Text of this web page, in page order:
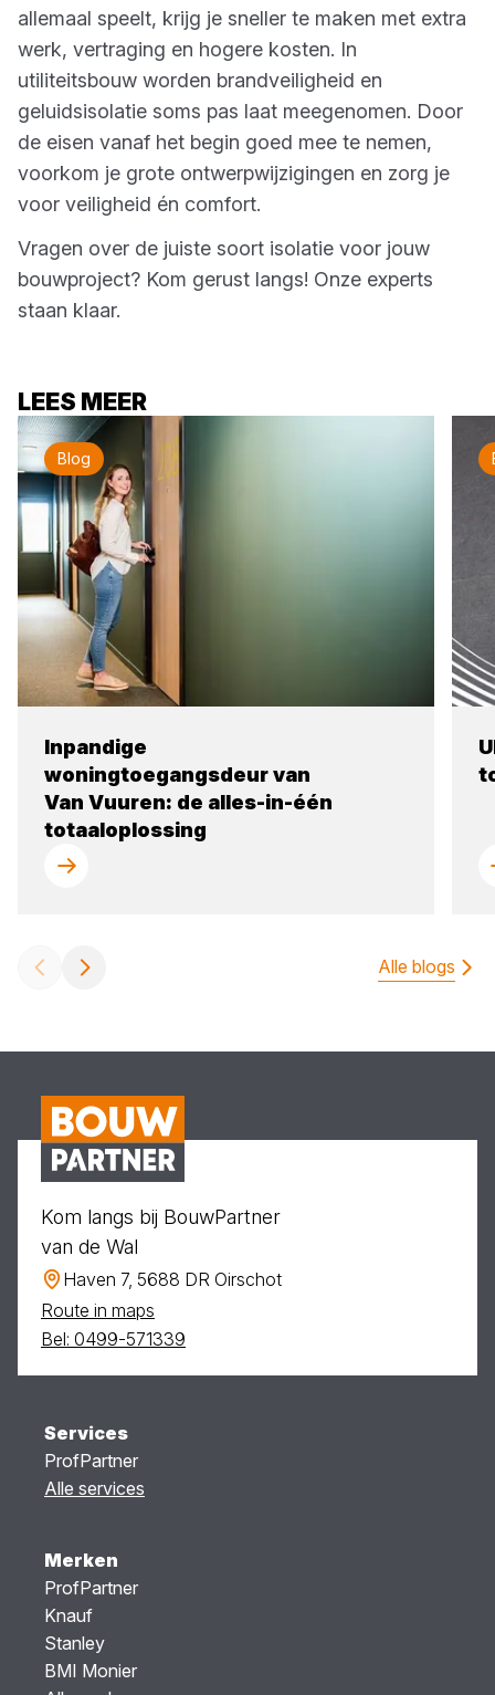
allemaal speelt, krijg je sneller te maken met extra
werk, vertraging en hogere kosten. In
utiliteitsbouw worden brandveiligheid en
geluidsisolatie soms pas laat meegenomen. Door
de eisen vanaf het begin goed mee te nemen,
voorkom je grote ontwerpwijzigingen en zorg je
voor veiligheid én comfort.
Vragen over de juiste soort isolatie voor jouw
bouwproject? Kom gerust langs! Onze experts
staan klaar.
LEES MEER
Blog
Inpandige
woningtoegangsdeur van
Van Vuuren: de alles-in-één
totaaloplossing
Alle blogs
Kom langs bij BouwPartner
van de Wal
Haven 7, 5688 DR Oirschot
Route in maps
Bel: 0499-571339
Services
ProfPartner
Alle services
Merken
ProfPartner
Knauf
Stanley
BMI Monier